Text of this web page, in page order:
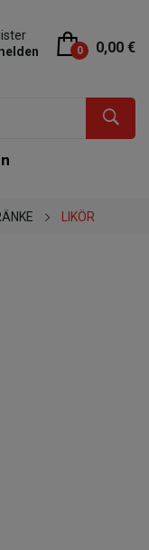
0 0,00 €
LIKÖR